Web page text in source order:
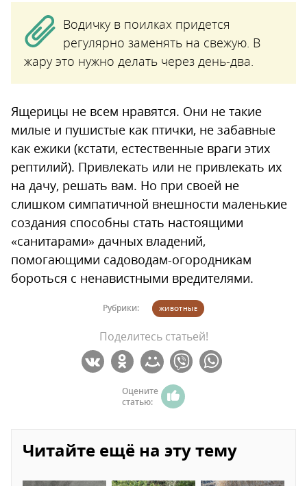
Водичку в поилках придется
регулярно заменять на свежую. В
жару это нужно делать через день-два.
Ящерицы не всем нравятся. Они не такие
милые и пушистые как птички, не забавные
как ежики (кстати, естественные враги этих
рептилий). Привлекать или не привлекать их
на дачу, решать вам. Но при своей не
слишком симпатичной внешности маленькие
создания способны стать настоящими
«санитарами» дачных владений,
помогающими садоводам-огородникам
бороться с ненавистными вредителями.
Рубрики: ЖИВОТНЫЕ
Поделитесь статьей!
Оцените
статью:
Читайте ещё на эту тему